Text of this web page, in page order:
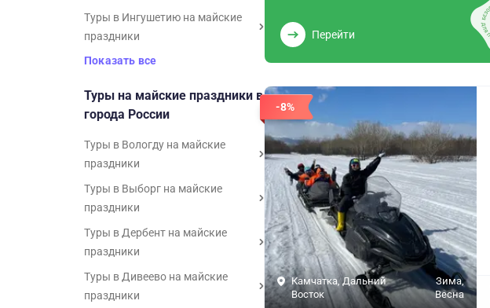
Туры в Ингушетию на майские
праздники
Показать все
Туры на майские праздники в
города России
Туры в Вологду на майские
праздники
Туры в Выборг на майские
праздники
Туры в Дербент на майские
праздники
Туры в Дивеево на майские
праздники
Перейти
-8%
Камчатка, Дальний
Восток
Зима,
Весна